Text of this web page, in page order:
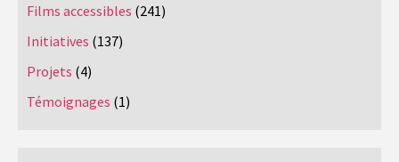
Films accessibles (241)
Initiatives (137)
Projets (4)
Témoignages (1)